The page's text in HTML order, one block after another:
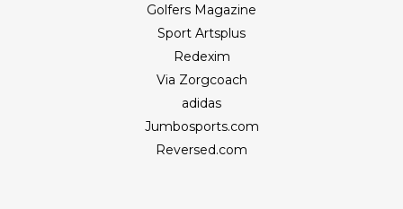
Golfers Magazine
Sport Artsplus
Redexim
Via Zorgcoach
adidas
Jumbosports.com
Reversed.com